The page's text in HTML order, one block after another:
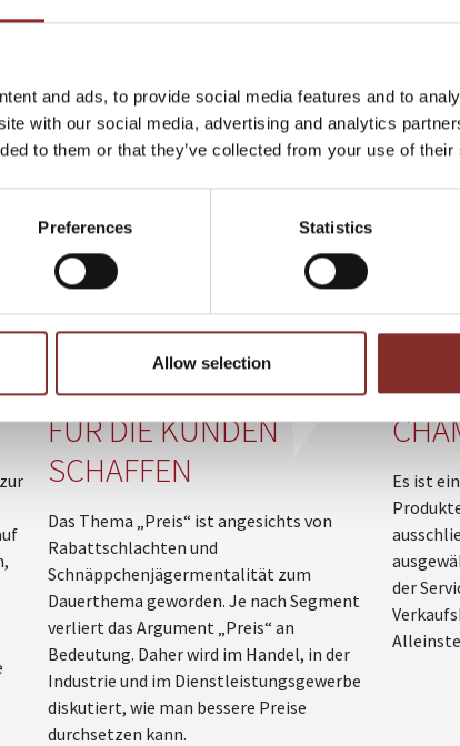
and ads, to provide social media features and to
with our social media, advertising and analytics
to them or that they’ve collected from your use of
Preferences Statistics
Allow selection
Unternehmertum
+49 (0)821 790040-10
VORTRÄGE VON MARCO
VALUE-BASED-
SELLING© - STATT
PREISKAMPF: WERTE
FÜR DIE KUNDEN
SCHAFFEN
Das Thema „Preis“ ist angesichts von
Rabattschlachten und
Schnäppchenjägermentalität zum
Dauerthema geworden. Je nach Segment
verliert das Argument „Preis“ an
Bedeutung. Daher wird im Handel, in der
Industrie und im Dienstleistungsgewerbe
diskutiert, wie man bessere Preise
durchsetzen kann.
Es ist
der